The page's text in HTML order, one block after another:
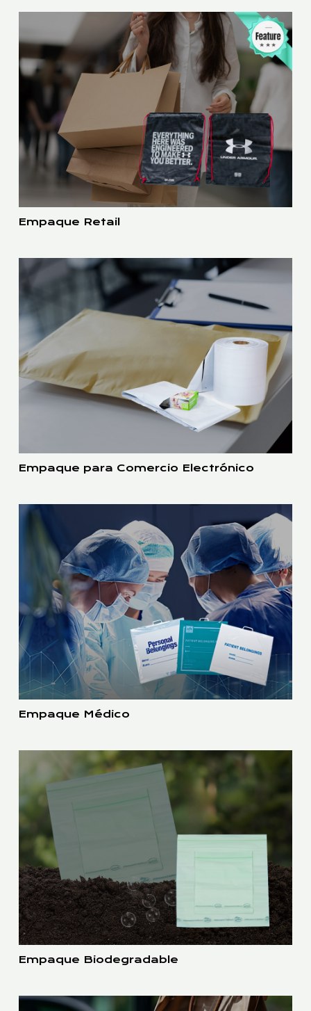
Empaque Retail
Empaque para Comercio Electrónico
Empaque Médico
Empaque Biodegradable